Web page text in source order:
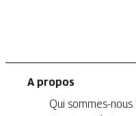
A propos
Qui sommes-nous